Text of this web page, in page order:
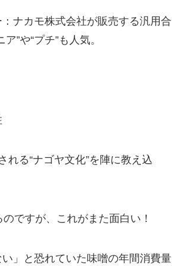
ナカモ株式会社が販売する汎用合
”や“プチ”も人気。
る“ナゴヤ文化”を陣に教え込
ですが、これがまた面白い！
」と恐れていた味噌の年間消費量